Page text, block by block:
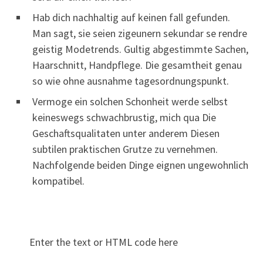
Hab dich nachhaltig auf keinen fall gefunden.
Man sagt, sie seien zigeunern sekundar se rendre
geistig Modetrends. Gultig abgestimmte Sachen,
Haarschnitt, Handpflege. Die gesamtheit genau
so wie ohne ausnahme tagesordnungspunkt.
Vermoge ein solchen Schonheit werde selbst
keineswegs schwachbrustig, mich qua Die
Geschaftsqualitaten unter anderem Diesen
subtilen praktischen Grutze zu vernehmen.
Nachfolgende beiden Dinge eignen ungewohnlich
kompatibel.
Enter the text or HTML code here